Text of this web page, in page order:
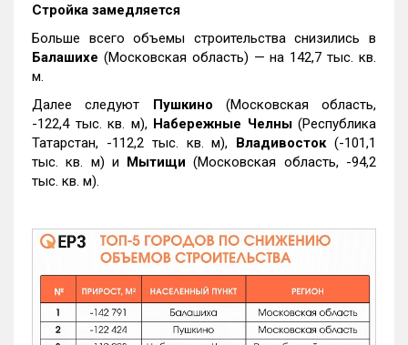
Стройка замедляется
Больше всего объемы строительства снизились в
Балашихе (Московская область) — на 142,7 тыс. кв.
м.
Далее следуют Пушкино (Московская область,
-122,4 тыс. кв. м), Набережные Челны(Республика
Татарстан, -112,2 тыс. кв. м), Владивосток(-101,1
тыс. кв. м) и Мытищи (Московская область, -94,2
тыс. кв. м).